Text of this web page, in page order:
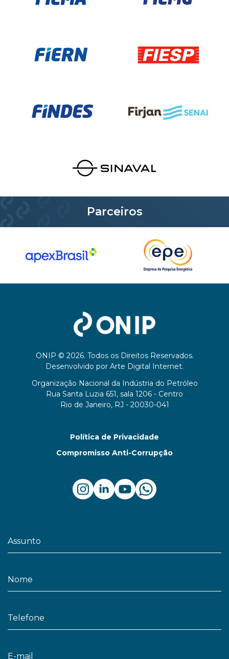
Parceiros
ONIP © 2026. Todos os Direitos Reservados.
Desenvolvido por Arte Digital Internet.
Organização Nacional da Indústria do Petróleo
Rua Santa Luzia 651, sala 1206 - Centro
Rio de Janeiro, RJ - 20030-041
Política de Privacidade
Compromisso Anti-Corrupção